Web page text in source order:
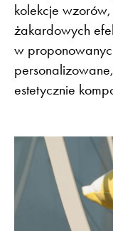
kolekcje
żakardowych
w
estetycznie